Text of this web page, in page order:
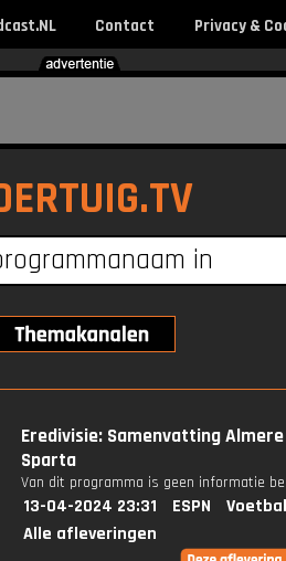
Contact Privacy &
Eredivisie: Samenvatting
Sparta
Van dit programma is geen informatie
13-04-2024 23:31 ESPN
Alle afleveringen